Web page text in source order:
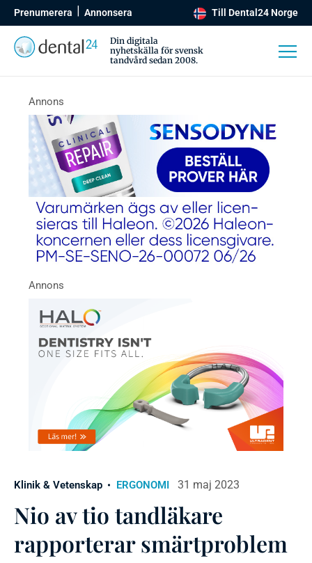
Prenumerera Annonsera Till Dental24 Norge
Din digitala
nyhetskälla för svensk
tandvård sedan 2008.
Klinik & Vetenskap ERGONOMI 31 maj 2023
Nio av tio tandläkare
rapporterar smärtproblem